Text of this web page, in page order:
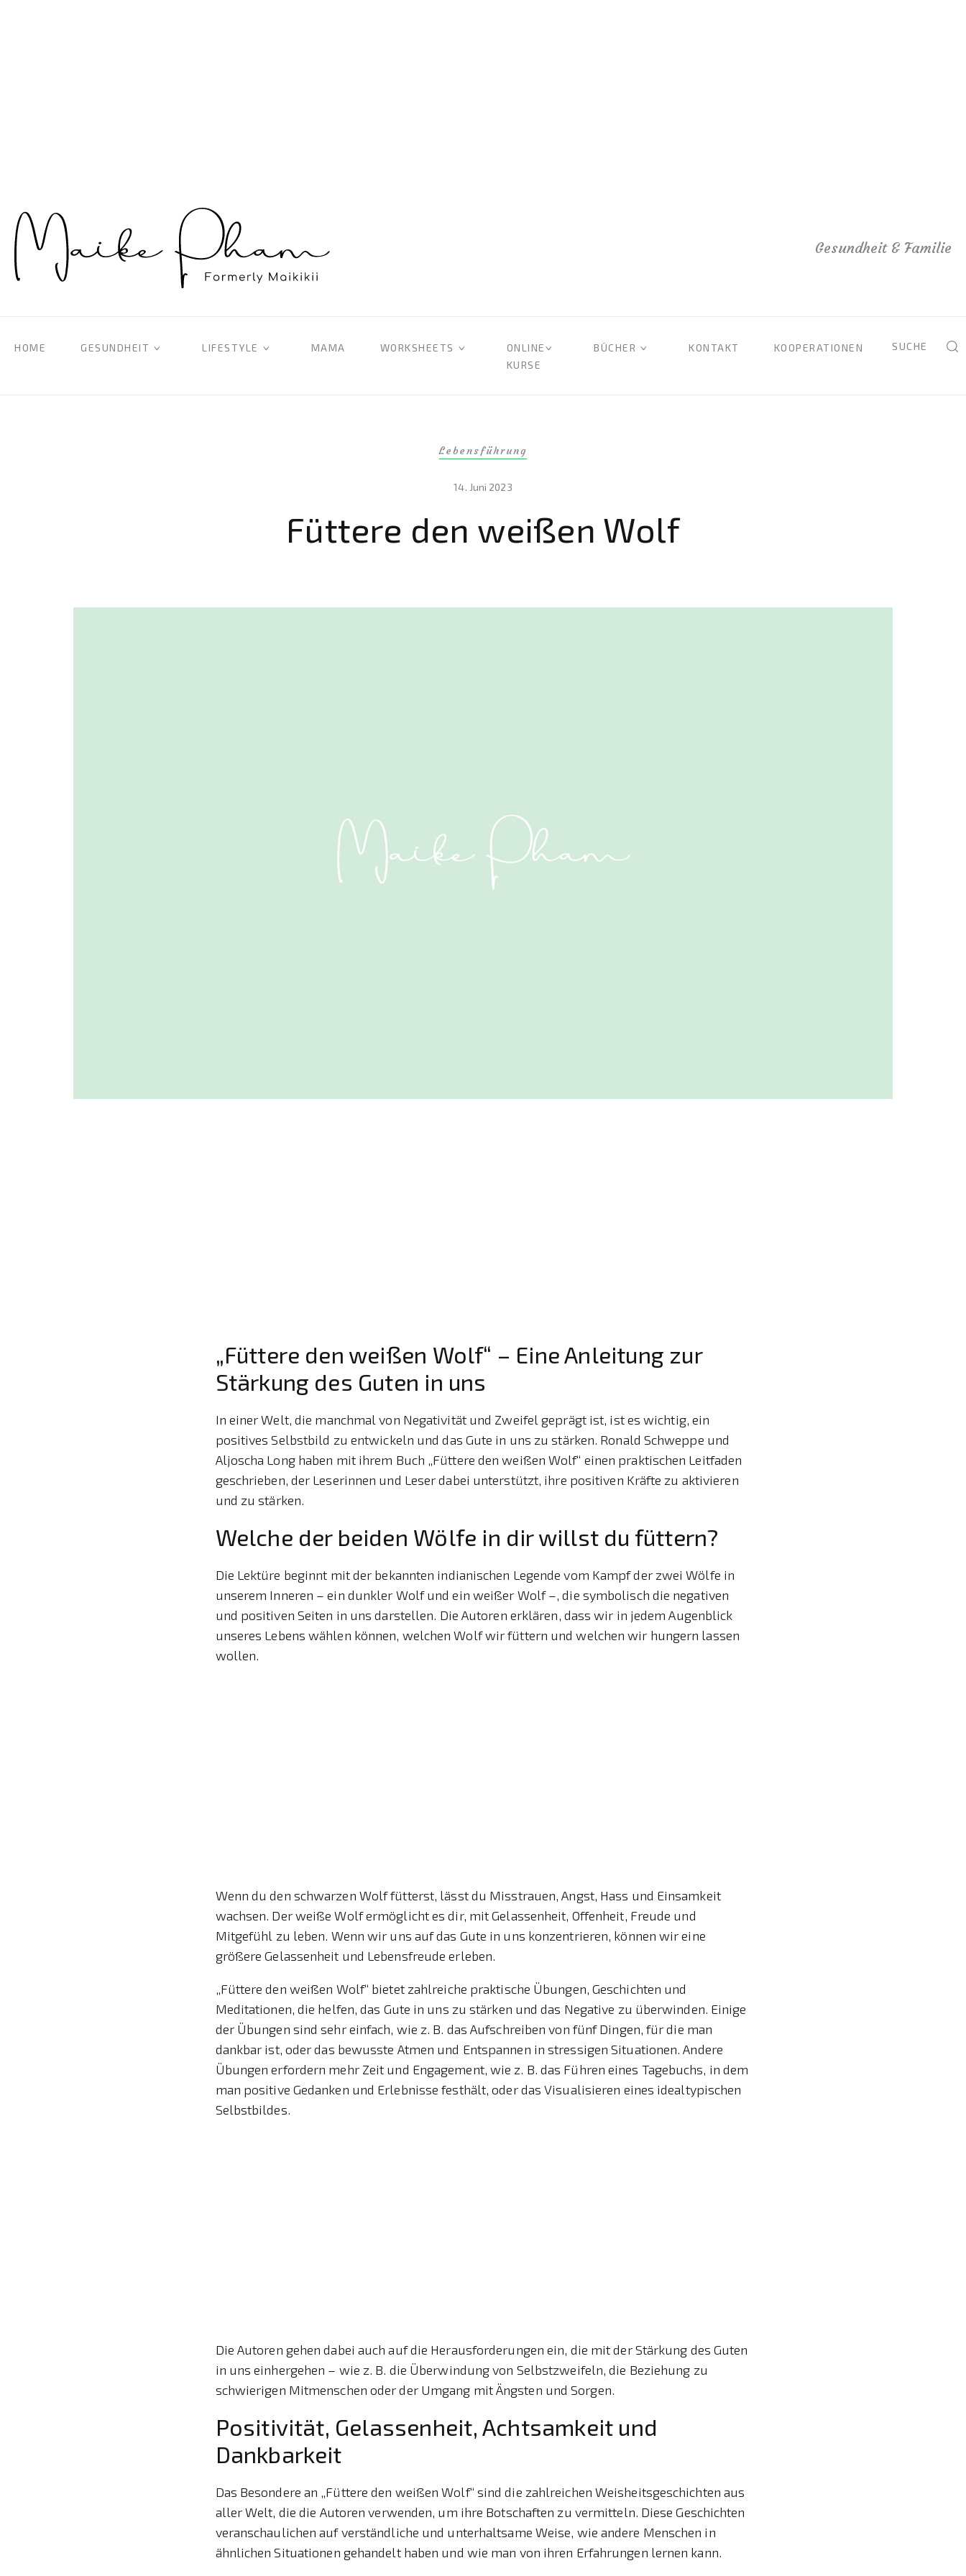
Gesundheit & Familie
HOME GESUNDHEIT LIFESTYLE MAMA WORKSHEETS
ONLINE
KURSE
BÜCHER KONTAKT KOOPERATIONEN SUCHE
Lebensführung
14. Juni 2023
Füttere den weißen Wolf
„Füttere den weißen Wolf“ – Eine Anleitung zur
Stärkung des Guten in uns
In einer Welt, die manchmal von Negativität und Zweifel geprägt ist, ist es wichtig, ein
positives Selbstbild zu entwickeln und das Gute in uns zu stärken. Ronald Schweppe und
Aljoscha Long haben mit ihrem Buch „Füttere den weißen Wolf“ einen praktischen Leitfaden
geschrieben, der Leserinnen und Leser dabei unterstützt, ihre positiven Kräfte zu aktivieren
und zu stärken.
Welche der beiden Wölfe in dir willst du füttern?
Die Lektüre beginnt mit der bekannten indianischen Legende vom Kampf der zwei Wölfe in
unserem Inneren – ein dunkler Wolf und ein weißer Wolf –, die symbolisch die negativen
und positiven Seiten in uns darstellen. Die Autoren erklären, dass wir in jedem Augenblick
unseres Lebens wählen können, welchen Wolf wir füttern und welchen wir hungern lassen
wollen.
Wenn du den schwarzen Wolf fütterst, lässt du Misstrauen, Angst, Hass und Einsamkeit
wachsen. Der weiße Wolf ermöglicht es dir, mit Gelassenheit, Offenheit, Freude und
Mitgefühl zu leben. Wenn wir uns auf das Gute in uns konzentrieren, können wir eine
größere Gelassenheit und Lebensfreude erleben.
„Füttere den weißen Wolf“ bietet zahlreiche praktische Übungen, Geschichten und
Meditationen, die helfen, das Gute in uns zu stärken und das Negative zu überwinden. Einige
der Übungen sind sehr einfach, wie z. B. das Aufschreiben von fünf Dingen, für die man
dankbar ist, oder das bewusste Atmen und Entspannen in stressigen Situationen. Andere
Übungen erfordern mehr Zeit und Engagement, wie z. B. das Führen eines Tagebuchs, in dem
man positive Gedanken und Erlebnisse festhält, oder das Visualisieren eines idealtypischen
Selbstbildes.
Die Autoren gehen dabei auch auf die Herausforderungen ein, die mit der Stärkung des Guten
in uns einhergehen – wie z. B. die Überwindung von Selbstzweifeln, die Beziehung zu
schwierigen Mitmenschen oder der Umgang mit Ängsten und Sorgen.
Positivität, Gelassenheit, Achtsamkeit und
Dankbarkeit
Das Besondere an „Füttere den weißen Wolf“ sind die zahlreichen Weisheitsgeschichten aus
aller Welt, die die Autoren verwenden, um ihre Botschaften zu vermitteln. Diese Geschichten
veranschaulichen auf verständliche und unterhaltsame Weise, wie andere Menschen in
ähnlichen Situationen gehandelt haben und wie man von ihren Erfahrungen lernen kann.